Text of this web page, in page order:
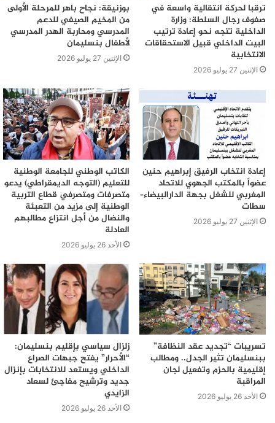
ترقبا لحركة انتقالية واسعة في
صفوف رجال السلطة: وزارة
الداخلية تتجه نحو إعادة ترتيب
البيت الداخلي قبيل الاستحقاقات
الانتخابية
الإثنين 27 يوليو 2026
بوزنيقة: نجاح باهر للمرحلة الأولى
من المخيم الصيفي للدعم
المدرسي ومحاربة الهدر المدرسي
لأطفال بنسليمان
الإثنين 27 يوليو 2026
إعادة انتخاب الرفيق إبراهيم حنين
عضواً بالمكتب الجهوي للاتحاد
المغربي للشغل بجهة الدارالبيضاء–
سطات
الإثنين 27 يوليو 2026
الكاتب الوطني للجامعة الوطنية
للتعليم (التوجه الديمقراطي) يدعو
متصرفات ومتصرفي قطاع التربية
الوطنية إلى مزيد من التعبئة
والنضال من أجل انتزاع مطالبهم
العادلة
الأحد 26 يوليو 2026
تسريبات “تجديد عقد النظافة”
ببنسليمان تثير الجدل.. ومطالب
إقليمية بالحزم وتفعيل لجان
المراقبة
الأحد 26 يوليو 2026
زلزال سياسي بإقليم بنسليمان:
“الأحرار” يفتح جبهات الصراع
الداخلي ويستعد للانتخابات بإنزال
جديد وترشيح مفاجئ لسعاد
الزايدي
الأحد 26 يوليو 2026